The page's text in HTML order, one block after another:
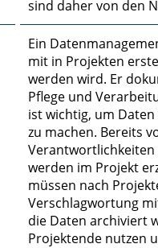
sind daher von den
Ein
mit in Projekten
werden wird. Er
Pflege und
ist wichtig, um
zu machen. Bereits
Verantwortlichkeiten
werden im Projekt
müssen nach
Verschlagwortung
die Daten archiviert
Projektende nutzen